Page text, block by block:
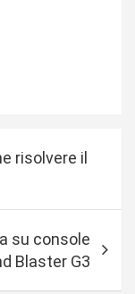
risolvere il
su console
Blaster G3